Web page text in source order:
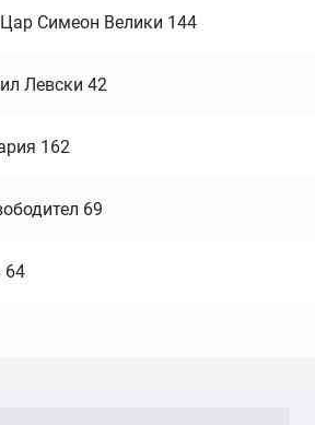
Симеон Велики 144
Левски 42
162
69
64